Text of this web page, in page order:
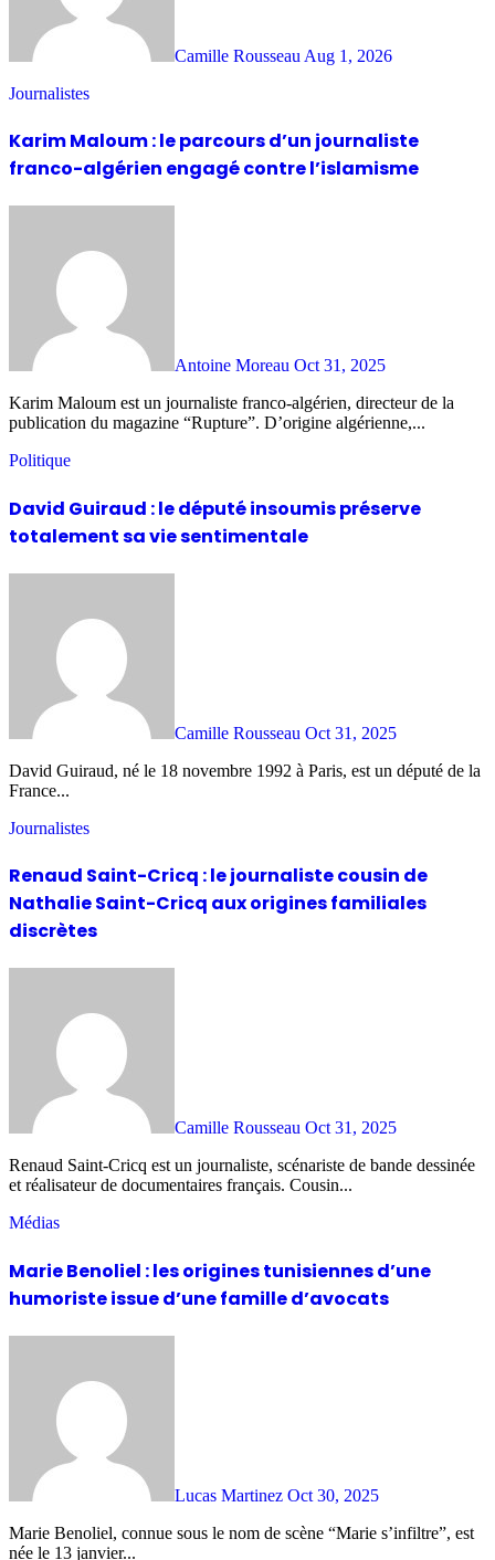
Camille Rousseau Aug 1, 2026
Journalistes
Karim Maloum : le parcours d’un journaliste
franco-algérien engagé contre l’islamisme
Antoine Moreau Oct 31, 2025
Karim Maloum est un journaliste franco-algérien, directeur de la
publication du magazine “Rupture”. D’origine algérienne,...
Politique
David Guiraud : le député insoumis préserve
totalement sa vie sentimentale
Camille Rousseau Oct 31, 2025
David Guiraud, né le 18 novembre 1992 à Paris, est un député de la
France...
Journalistes
Renaud Saint-Cricq : le journaliste cousin de
Nathalie Saint-Cricq aux origines familiales
discrètes
Camille Rousseau Oct 31, 2025
Renaud Saint-Cricq est un journaliste, scénariste de bande dessinée
et réalisateur de documentaires français. Cousin...
Médias
Marie Benoliel : les origines tunisiennes d’une
humoriste issue d’une famille d’avocats
Lucas Martinez Oct 30, 2025
Marie Benoliel, connue sous le nom de scène “Marie s’infiltre”, est
née le 13 janvier...